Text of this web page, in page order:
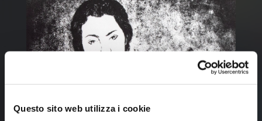
Questo sito web utilizza i cookie